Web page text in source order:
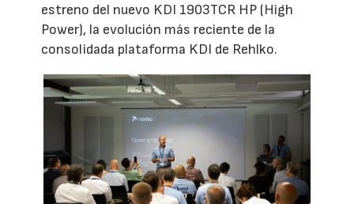
estreno del nuevo KDI 1903TCR HP (High
Power), la evolución más reciente de la
consolidada plataforma KDI de Rehlko.